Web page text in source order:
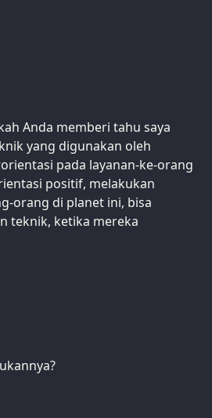
Anda memberi tahu saya
yang digunakan oleh
pada layanan-ke-orang
positif, melakukan
orang di planet ini, bisa
teknik, ketika mereka